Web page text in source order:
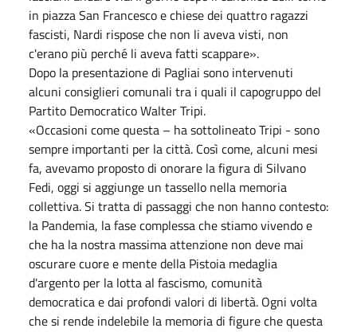
in piazza San Francesco e chiese dei quattro ragazzi
fascisti, Nardi rispose che non li aveva visti, non
c'erano più perché li aveva fatti scappare».
Dopo la presentazione di Pagliai sono intervenuti
alcuni consiglieri comunali tra i quali il capogruppo del
Partito Democratico Walter Tripi.
«Occasioni come questa – ha sottolineato Tripi - sono
sempre importanti per la città. Così come, alcuni mesi
fa, avevamo proposto di onorare la figura di Silvano
Fedi, oggi si aggiunge un tassello nella memoria
collettiva. Si tratta di passaggi che non hanno contesto:
la Pandemia, la fase complessa che stiamo vivendo e
che ha la nostra massima attenzione non deve mai
oscurare cuore e mente della Pistoia medaglia
d'argento per la lotta al fascismo, comunità
democratica e dai profondi valori di libertà. Ogni volta
che si rende indelebile la memoria di figure che questa